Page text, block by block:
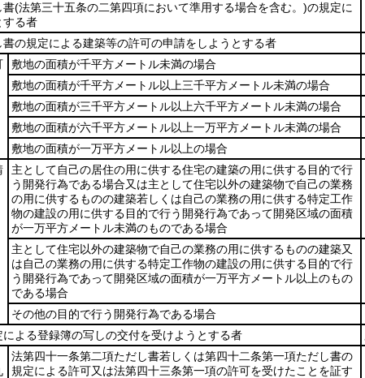
書(法第三十五条の二第四項において準用する場合を含む。)の規定に
する者
の規定による建築等の許可の申請をしようとする者
敷地の面積が千平方メートル未満の場合
敷地の面積が千平方メートル以上三千平方メートル未満の場合
敷地の面積が三千平方メートル以上六千平方メートル未満の場合
敷地の面積が六千平方メートル以上一万平方メートル未満の場合
敷地の面積が一万平方メートル以上の場合
主として自己の居住の用に供する住宅の建築の用に供する目的で行
う開発行為である場合又は主として住宅以外の建築物で自己の業務
の用に供するものの建築若しくは自己の業務の用に供する特定工作
物の建設の用に供する目的で行う開発行為であって開発区域の面積
が一万平方メートル未満のものである場合
主として住宅以外の建築物で自己の業務の用に供するものの建築又
は自己の業務の用に供する特定工作物の建設の用に供する目的で行
う開発行為であって開発区域の面積が一万平方メートル以上のもの
である場合
その他の目的で行う開発行為である場合
よる登録簿の写しの交付を受けようとする者
法第四十一条第二項ただし書若しくは第四十二条第一項ただし書の
規定による許可又は法第四十三条第一項の許可を受けたことを証す